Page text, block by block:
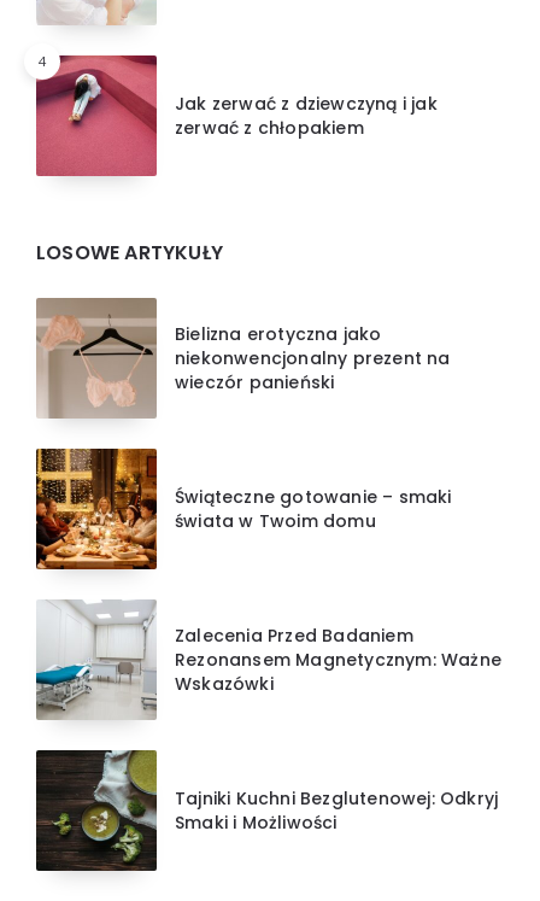
4
Jak zerwać z dziewczyną i jak
zerwać z chłopakiem
LOSOWE ARTYKUŁY
Bielizna erotyczna jako
niekonwencjonalny prezent na
wieczór panieński
Świąteczne gotowanie – smaki
świata w Twoim domu
Zalecenia Przed Badaniem
Rezonansem Magnetycznym: Ważne
Wskazówki
Tajniki Kuchni Bezglutenowej: Odkryj
Smaki i Możliwości